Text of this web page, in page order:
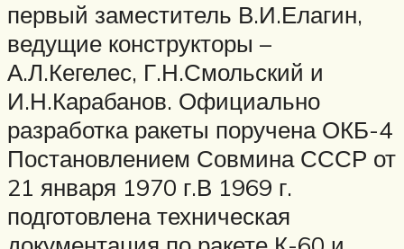
первый заместитель В.И.Елагин,
ведущие конструкторы –
А.Л.Кегелес, Г.Н.Смольский и
И.Н.Карабанов. Официально
разработка ракеты поручена ОКБ-4
Постановлением Совмина СССР от
21 января 1970 г.В 1969 г.
подготовлена техническая